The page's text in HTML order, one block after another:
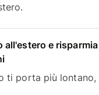
all'estero e
ti porta più lontano,